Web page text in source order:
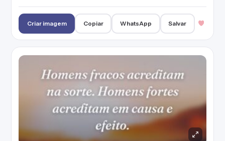
Criar imagem Copiar WhatsApp Salvar